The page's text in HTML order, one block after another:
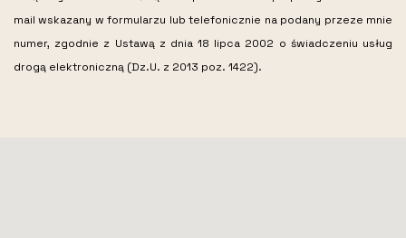
mail wskazany w formularzu lub telefonicznie na podany przeze mnie
numer, zgodnie z Ustawą z dnia 18 lipca 2002 o świadczeniu usług
drogą elektroniczną (Dz.U. z 2013 poz. 1422).